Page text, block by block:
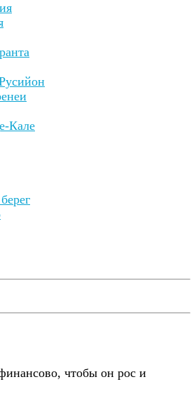
Кале
чтобы он рос и